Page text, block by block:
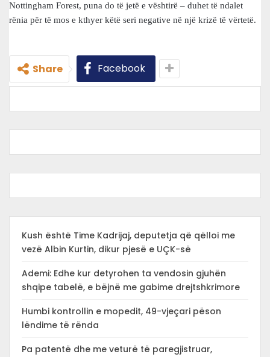
Nottingham Forest, puna do të jetë e vështirë – duhet të ndalet
rënia për të mos e kthyer këtë seri negative në një krizë të vërtetë.
Share Facebook
Kush është Time Kadrijaj, deputetja që qëlloi me
vezë Albin Kurtin, dikur pjesë e UÇK-së
Ademi: Edhe kur detyrohen ta vendosin gjuhën
shqipe tabelë, e bëjnë me gabime drejtshkrimore
Humbi kontrollin e mopedit, 49-vjeçari pëson
lëndime të rënda
Pa patentë dhe me veturë të paregjistruar,